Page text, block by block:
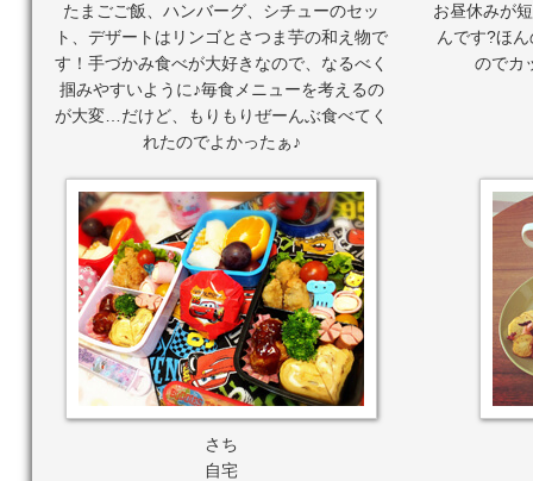
たまごご飯、ハンバーグ、シチューのセッ
ト、デザートはリンゴとさつま芋の和え物で
す！手づかみ食べが大好きなので、なるべく
掴みやすいように♪毎食メニューを考えるの
が大変…だけど、もりもりぜーんぶ食べてく
れたのでよかったぁ♪
お昼休みが
んです?ほ
のでカ
さち
自宅